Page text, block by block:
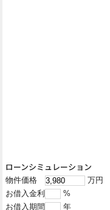
ローンシミュレーション
物件価格
万円
お借入金利
%
お借入期間
年